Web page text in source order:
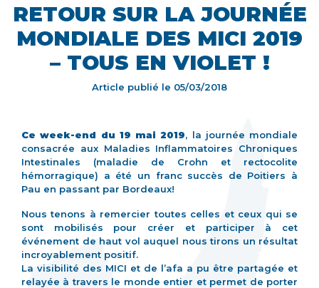
RETOUR SUR LA JOURNÉE
MONDIALE DES MICI 2019
– TOUS EN VIOLET !
Article publié le 05/03/2018
Ce week-end du 19 mai 2019, la journée mondiale
consacrée aux Maladies Inflammatoires Chroniques
Intestinales (maladie de Crohn et rectocolite
hémorragique) a été un franc succès de Poitiers à
Pau en passant par Bordeaux!
Nous tenons à remercier toutes celles et ceux qui se
sont mobilisés pour créer et participer à cet
événement de haut vol auquel nous tirons un résultat
incroyablement positif.
La visibilité des MICI et de l’afa a pu être partagée et
relayée à travers le monde entier et permet de porter